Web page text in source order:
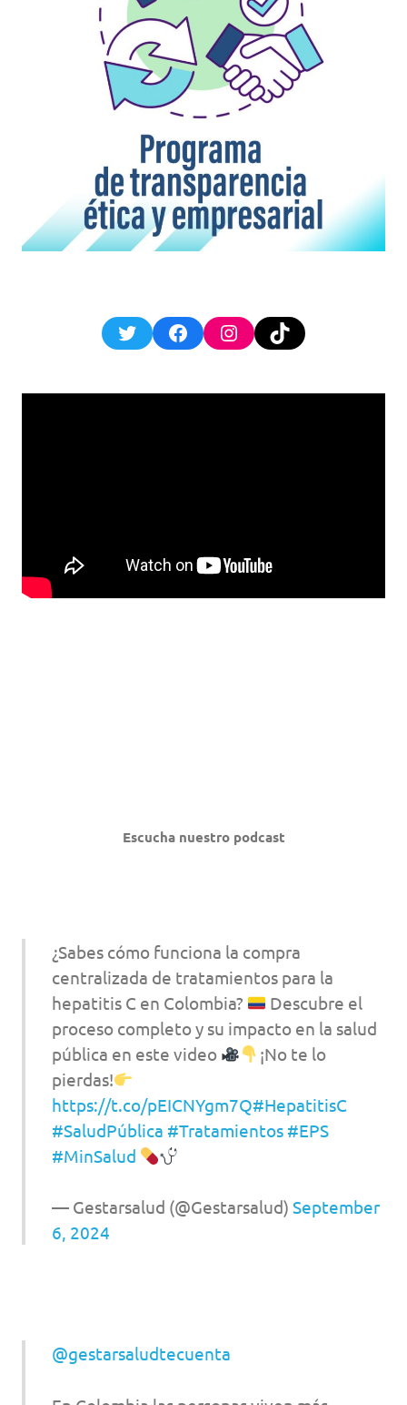
TwitterFacebookInstagram
TikTok
Escucha nuestro podcast
¿Sabes cómo funciona la compra
centralizada de tratamientos para la
hepatitis C en Colombia?
Descubre el
proceso completo y su impacto en la salud
pública en este video
¡No te lo
pierdas!
https://t.co/pEICNYgm7Q#HepatitisC
#SaludPública #Tratamientos #EPS
#MinSalud
— Gestarsalud (@Gestarsalud) September
6, 2024
@gestarsaludtecuenta